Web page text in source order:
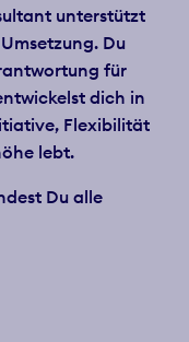
unterstützt
Du
für
dich in
Flexibilität
lebt.
Du alle